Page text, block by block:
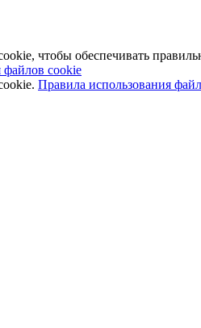
чтобы обеспечивать
файлов cookie
Правила использования